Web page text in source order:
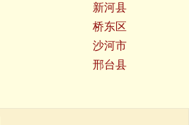
新河县
桥东区
沙河市
邢台县